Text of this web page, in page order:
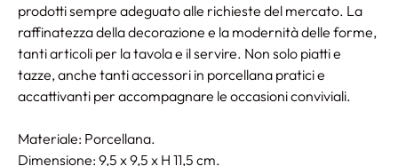
prodotti sempre adeguato alle richieste del mercato. La
raffinatezza della decorazione e la modernità delle forme,
tanti articoli per la tavola e il servire. Non solo piatti e
tazze, anche tanti accessori in porcellana pratici e
accattivanti per accompagnare le occasioni conviviali.
Materiale: Porcellana.
Dimensione: 9,5 x 9,5 x H 11,5 cm.